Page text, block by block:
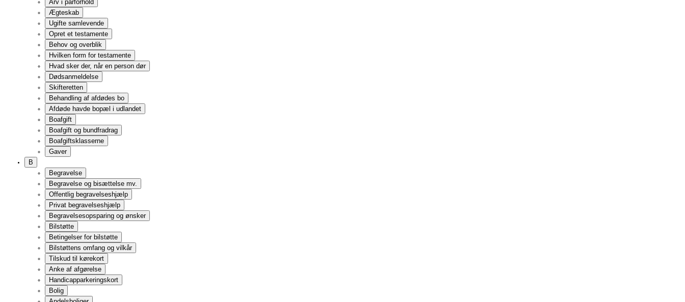
Anke af afgørelse
Handicapparkeringskort
Bolig
Andelsboliger
Private andelsboliger
Andelsboligforeningen
Køb og salg af andelsbolig
Bofællesskaber
Boligskift
Grund til at flytte?
Boligformer og økonomisk støtte
Boligstøtte
Satser 2026
Generelt om boligstøtte
Hvad indgår i beregning af boligstøtte?
Beregning af boligstøtte
Ansøgning og udbetaling
Boligstøtte til andels- og ejerboliger
Lån til betaling af beboerindskud
Klageadgang
Boligindretning og visiteret boligskift
Ejerboliger
Generelt om ejerboliger
Sommerhus
Ejendomshandel
Almindelig handel
Overdragelse af fast ejendom til børn
Lejebolig